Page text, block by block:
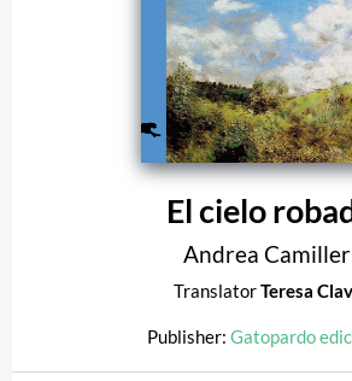
El cielo
Andrea
TranslatorTeresa
Publisher: Gatopardo